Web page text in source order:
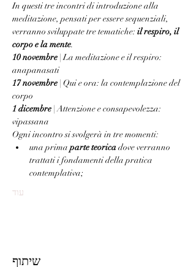
In questi tre incontri di introduzione alla
meditazione, pensati per essere sequenziali,
verranno sviluppate tre tematiche: il respiro, il
corpo e la mente.
10 novembre | La meditazione e il respiro:
anapanasati
17 novembre | Qui e ora: la contemplazione del
corpo
1 dicembre | Attenzione e consapevolezza:
vipassana
Ogni incontro si svolgerà in tre momenti:
una prima parte teorica dove verranno
trattati i fondamenti della pratica
contemplativa;
עוד
שיתוף